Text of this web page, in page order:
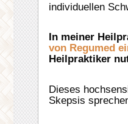
individuellen
In meiner
von Regumed
Heilpraktiker
Dieses
Skepsis